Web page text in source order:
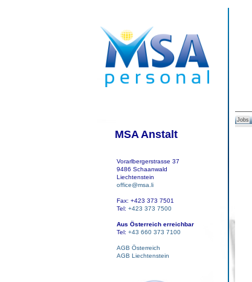
MSA Anstalt
Vorarlbergerstrasse 37
9486 Schaanwald
Liechtenstein
office@msa.li
Fax: +423 373 7501
Tel: +423 373 7500
Aus Österreich erreichbar
Tel: +43 660 373 7100
AGB Österreich
AGB Liechtenstein
Jobs